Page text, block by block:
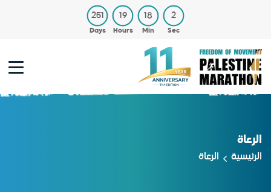
251
Days
19
Hours
18
Min
2
Sec
الرعاة
الرئيسية الرعاة